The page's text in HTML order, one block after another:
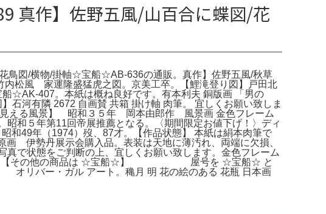
真作】佐野五風/山百合に蝶図/花
鳥図/横物/掛軸☆宝船☆AB-636の通販。真作】佐野五風/秋草
風 家運隆盛猛虎之図。京美工卒。【鯉滝登り図】戸田北
☆AK-407。本紙は概ね良好です。有本利夫 銅版画 「男の
石河有隣 2672 自画賛 共箱 掛け軸 肉筆。 宜しくお願い致しま
見える風景】 昭和３５年 岡本由郎作 風景画 金色フレーム
和５年第11回帝展推薦となる。〈期間限定お値下げ！〉ディ
49年（1974）歿、87才。【作品状態】 本紙は絹本肉筆で
勢丹展示会購入品。表装は天地に薄汚れ、両端に欠損、
判断の上、宜しくお願い致します。金色フレーム
ます☆ 【その他の商品は ☆宝船☆】 屋号を ☆宝船☆ と
ー・ガル アート。穐月 明 花の絵のある 花瓶 日本画